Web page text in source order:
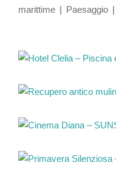
marittime | Paesaggio |